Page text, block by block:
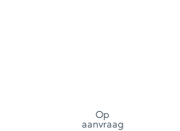
Op
aanvraag